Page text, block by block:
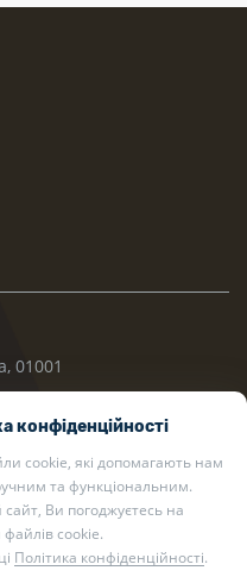
01001
конфіденційності
cookie, які допомагають нам
та функціональним.
Ви погоджуєтесь на
cookie.
Політика конфіденційності.